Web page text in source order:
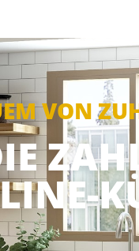
VON